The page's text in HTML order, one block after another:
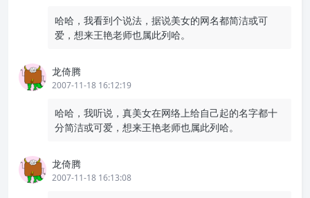
哈哈，我看到个说法，据说美女的网名都简洁或可
爱，想来王艳老师也属此列哈。
龙倚腾
2007-11-18 16:12:19
哈哈，我听说，真美女在网络上给自己起的名字都十
分简洁或可爱，想来王艳老师也属此列哈。
龙倚腾
2007-11-18 16:13:08